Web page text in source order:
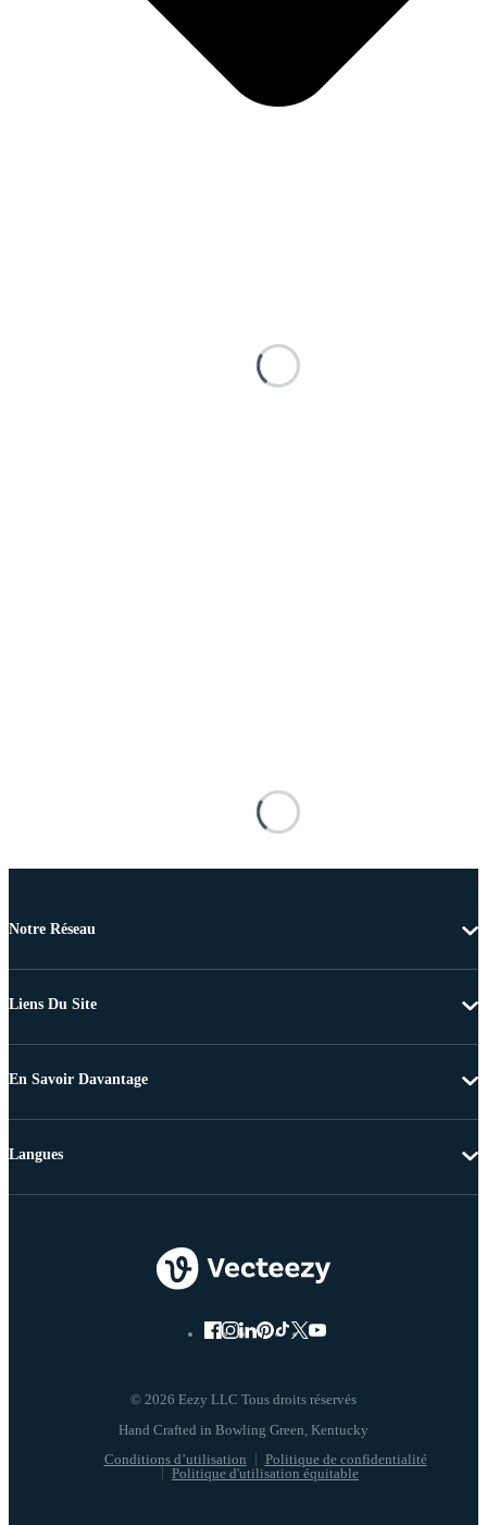
Notre Réseau
Liens Du Site
En Savoir Davantage
© 2026 Eezy LLC Tous droits réservés
Conditions d’utilisation
Politique de confidentialité
Politique d'utilisation équitable
Langues